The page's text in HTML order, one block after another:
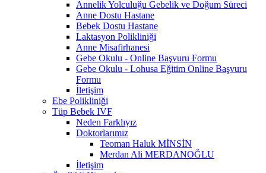
Annelik Yolculuğu Gebelik ve Doğum Süreci
Anne Dostu Hastane
Bebek Dostu Hastane
Laktasyon Polikliniği
Anne Misafirhanesi
Gebe Okulu - Online Başvuru Formu
Gebe Okulu - Lohusa Eğitim Online Başvuru
Formu
İletişim
Ebe Polikliniği
Tüp Bebek IVF
Neden Farklıyız
Doktorlarımız
Teoman Haluk MİNSİN
Merdan Ali MERDANOĞLU
İletişim